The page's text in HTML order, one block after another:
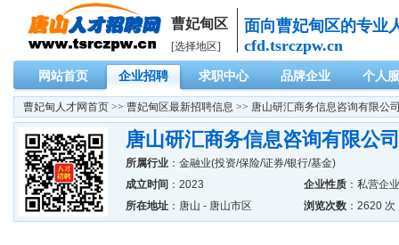
曹妃甸区
[选择地区]
面向曹妃甸区的专业
cfd.tsrczpw.cn
网站首页 企业招聘 求职中心 品牌企业 个人
曹妃甸人才网首页 >> 曹妃甸区最新招聘信息 >> 唐山研汇商务信息咨询有限公
唐山研汇商务信息咨询有限公
所属行业 ： 金融业(投资/保险/证券/银行/基金)
成立时间 ：2023 企业性质 ：私营企业
所在地址 ：唐山 - 唐山市区 浏览次数 ：2620 次